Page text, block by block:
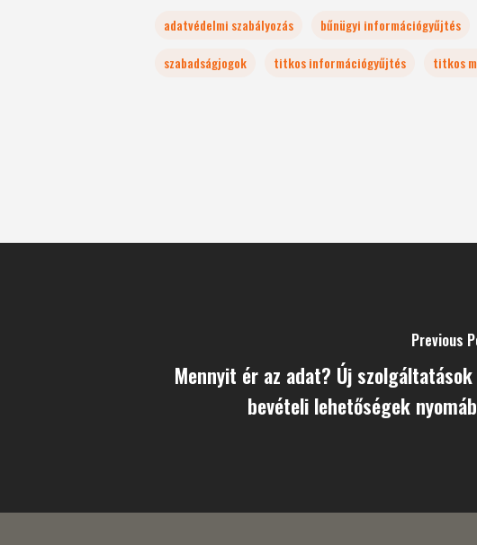
adatvédelmi szabályozás bűnügyi információgyűjtés
szabadságjogok
titkos információgyűjtés titkos
Previous
Mennyit ér az adat? Új szolgáltatások
bevételi lehetőségek